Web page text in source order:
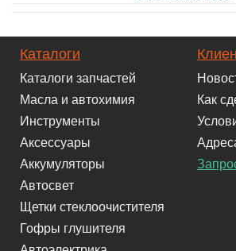
Каталоги
Каталоги запчастей
Масла и автохимия
Инструменты
Аксессуары
Аккумуляторы
Автосвет
Щетки стеклоочистителя
Гофры глушителя
Как